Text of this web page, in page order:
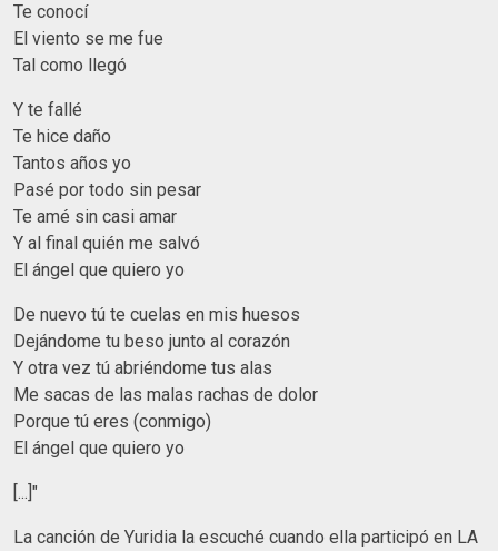
Te conocí
El viento se me fue
Tal como llegó
Y te fallé
Te hice daño
Tantos años yo
Pasé por todo sin pesar
Te amé sin casi amar
Y al final quién me salvó
El ángel que quiero yo
De nuevo tú te cuelas en mis huesos
Dejándome tu beso junto al corazón
Y otra vez tú abriéndome tus alas
Me sacas de las malas rachas de dolor
Porque tú eres (conmigo)
El ángel que quiero yo
[...]"
La canción de Yuridia la escuché cuando ella participó en LA